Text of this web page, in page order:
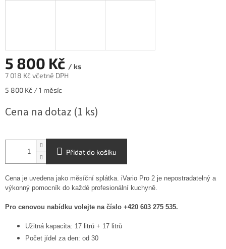
5 800 Kč / ks
7 018 Kč včetně DPH
Měrná
5 800 Kč / 1 měsíc
Cena na dotaz (1 ks)
Přidat do košíku
Cena je uvedena jako měsíční splátka. iVario Pro 2 je nepostradatelný a
výkonný pomocník do každé profesionální kuchyně.
Pro cenovou nabídku volejte na číslo +420 603 275 535.
Užitná kapacita: 17 litrů + 17 litrů
Počet jídel za den: od 30